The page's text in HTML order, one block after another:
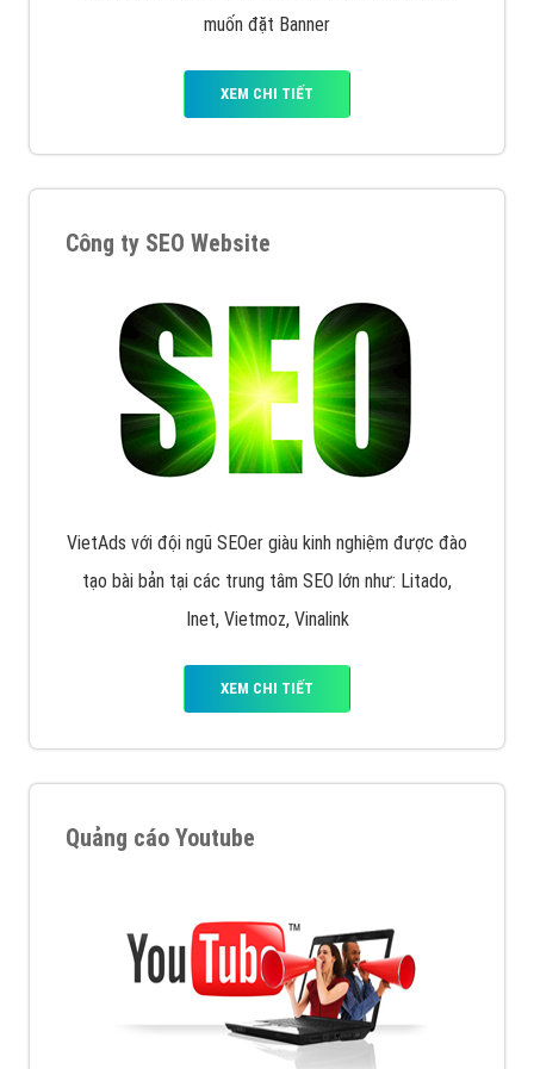
muốn đặt Banner
XEM CHI TIẾT
Công ty SEO Website
VietAds với đội ngũ SEOer giàu kinh nghiệm được đào
tạo bài bản tại các trung tâm SEO lớn như: Litado,
Inet, Vietmoz, Vinalink
XEM CHI TIẾT
Quảng cáo Youtube